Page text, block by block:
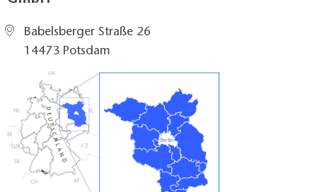
Babelsberger Straße 26
14473 Potsdam